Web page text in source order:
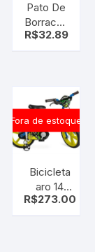
Pato De
Borracha
Para
emitem
som
R$32.89
Fora de estoque
Bicicleta
aro 14
adventure-
R$273.00